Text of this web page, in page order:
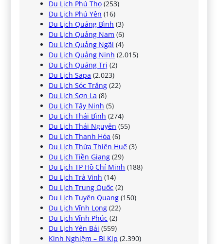
Du Lịch Phú Thọ (253)
Du Lịch Phú Yên (16)
Du Lịch Quảng Bình (3)
Du Lịch Quảng Nam (6)
Du Lịch Quảng Ngãi (4)
Du Lịch Quảng Ninh (2.015)
Du Lịch Quảng Trị (2)
Du Lịch Sapa (2.023)
Du Lịch Sóc Trăng (22)
Du Lịch Sơn La (8)
Du Lịch Tây Ninh (5)
Du Lịch Thái Bình (274)
Du Lịch Thái Nguyên (55)
Du Lịch Thanh Hóa (6)
Du Lịch Thừa Thiên Huế (3)
Du Lịch Tiền Giang (29)
Du Lịch TP Hồ Chí Minh (188)
Du Lịch Trà Vinh (14)
Du Lịch Trung Quốc (2)
Du Lịch Tuyên Quang (150)
Du Lịch Vĩnh Long (22)
Du Lịch Vĩnh Phúc (2)
Du Lịch Yên Bái (559)
Kinh Nghiệm – Bí Kíp (2.390)